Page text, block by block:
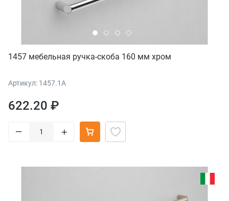
1457 мебельная ручка-скоба 160 мм хром
Артикул: 1457.1A
622.20 ₽
– +